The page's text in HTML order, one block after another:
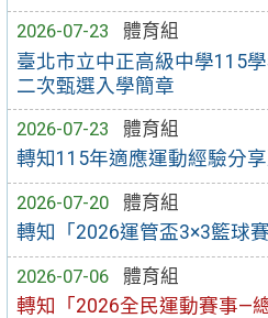
2026-07-23
體育組
臺北市立中正高級中學115
二次甄選入學簡章
2026-07-23
體育組
轉知115年適應運動經驗分
2026-07-20
體育組
轉知「2026運管盃3×3籃球賽
2026-07-06
體育組
轉知「2026全民運動賽事—